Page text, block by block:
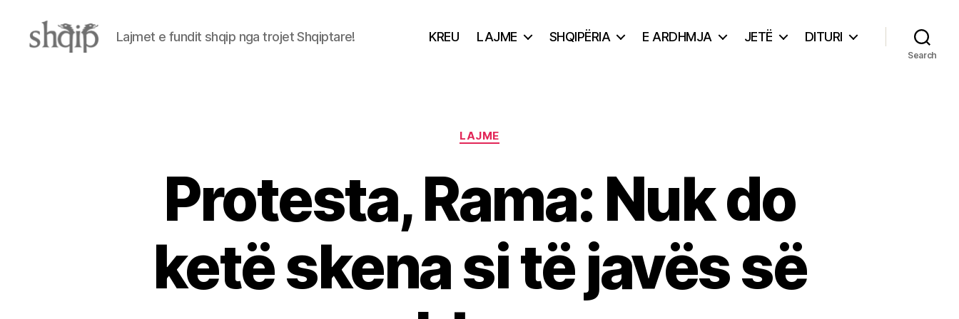
Lajmet e fundit shqip nga trojet Shqiptare! KREU LAJME SHQIPËRIA E ARDHMJA JETË DITURI
Search
Categories
LAJME
Protesta, Rama: Nuk do
ketë skena si të javës së